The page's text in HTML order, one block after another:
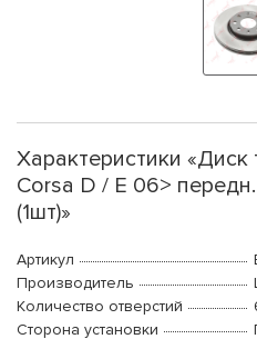
Характеристики
Corsa D / E 06>
(1шт)»
Артикул
Производитель
Количество отверстий
Сторона установки